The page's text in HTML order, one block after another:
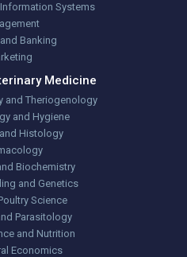
Systems
Banking
Medicine
and Theriogenology
and Hygiene
Histology
Biochemistry
and Genetics
Science
Parasitology
and Nutrition
Economics